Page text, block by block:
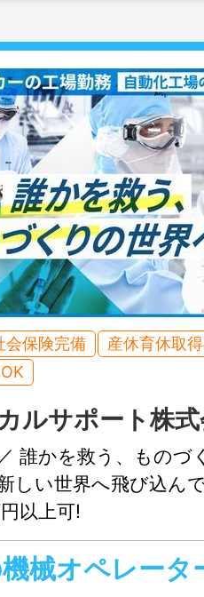
会保険完備
産休育休取
ルサポート株
誰かを救う、ものづ
しい世界へ飛び込ん
以上可!
械オペレータ